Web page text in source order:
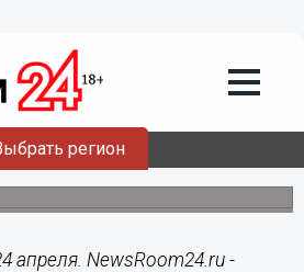
регион
присвоил
ремонте школы на Бору
выявлены в ходе прокурорской
апреля. NewsRoom24.ru -